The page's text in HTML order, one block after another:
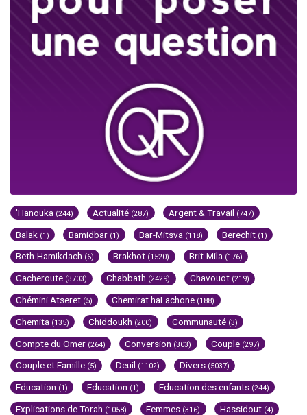
'Hanouka (244) Actualité (287) Argent & Travail (747)
Balak (1) Bamidbar (1) Bar-Mitsva (118) Berechit (1)
Beth-Hamikdach (6) Brakhot (1520) Brit-Mila (176)
Cacheroute (3703) Chabbath (2429) Chavouot (219)
Chémini Atseret (5) Chemirat haLachone (188)
Chemita (135) Chiddoukh (200) Communauté (3)
Compte du Omer (264) Conversion (303) Couple (297)
Couple et Famille (5) Deuil (1102) Divers (5037)
Education (1) Education (1) Education des enfants (244)
Explications de Torah (1058) Femmes (316) Hassidout (4)